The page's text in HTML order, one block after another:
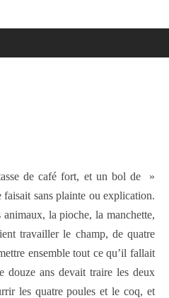
de café fort, et un bol de »
sans plainte ou explication.
la pioche, la manchette,
travailler le champ, de quatre
ensemble tout ce qu’il fallait
douze ans devait traire les deux
les quatre poules et le coq, et